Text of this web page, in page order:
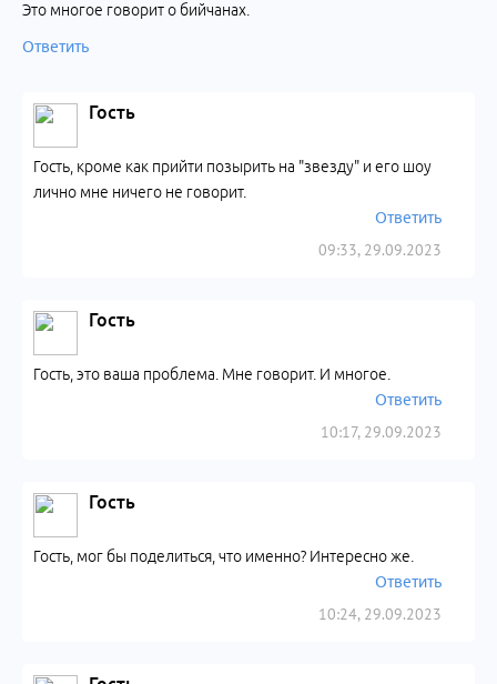
Это многое говорит о бийчанах.
Ответить
Гость
09:33, 29.09.2023
Гость, кроме как прийти позырить на "звезду" и его шоу
лично мне ничего не говорит.
Ответить
Гость
10:17, 29.09.2023
Гость, это ваша проблема. Мне говорит. И многое.
Ответить
Гость
10:24, 29.09.2023
Гость, мог бы поделиться, что именно? Интересно же.
Ответить